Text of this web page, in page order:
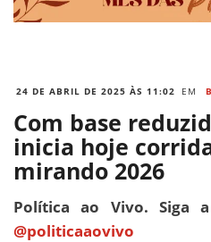
24 DE ABRIL DE 2025 ÀS 11:02 EM
Com base
inicia hoje
mirando 2026
Política ao Vivo. Siga
@politicaaovivo